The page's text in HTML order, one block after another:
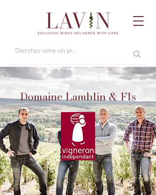
Domaine Lamblin & Fls